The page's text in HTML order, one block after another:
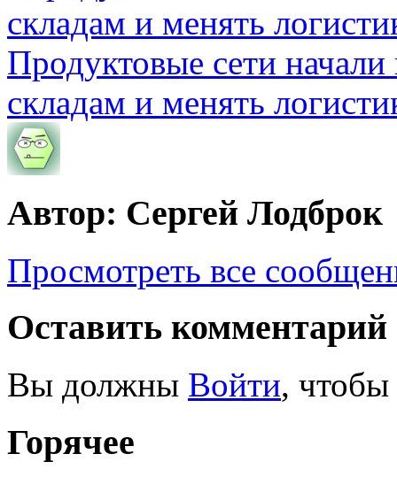
Продуктовые сети начали
складам и менять
Автор: Сергей Лодброк
Просмотреть все
Оставить комментарий
Вы должны Войти, чтобы
Горячее